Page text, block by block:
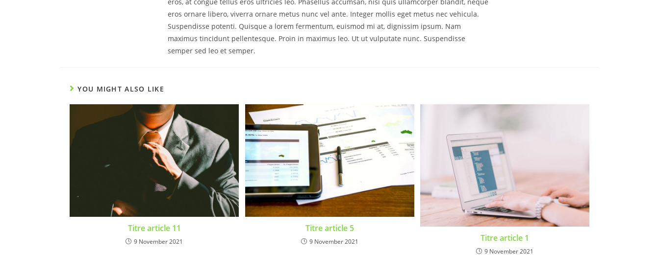
eros ornare libero, viverra ornare metus nunc vel ante. Integer mollis eget metus nec vehicula.
Suspendisse potenti. Quisque a lorem fermentum, euismod mi at, dignissim ipsum. Nam
maximus tincidunt pellentesque. Proin in maximus leo. Ut ut vulputate nunc. Suspendisse
semper sed leo et semper.
YOU MIGHT ALSO LIKE
Titre article 11
9 November 2021
Titre article 5
9 November 2021 Titre article 1
9 November 2021